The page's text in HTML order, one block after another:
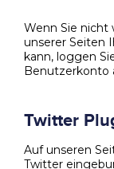
Wenn Sie nicht
unserer Seiten
kann, loggen
Benutzerkonto
Twitter
Auf unseren
Twitter